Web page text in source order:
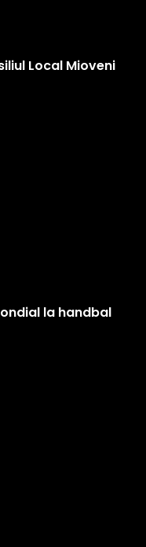
Local Mioveni
la handbal